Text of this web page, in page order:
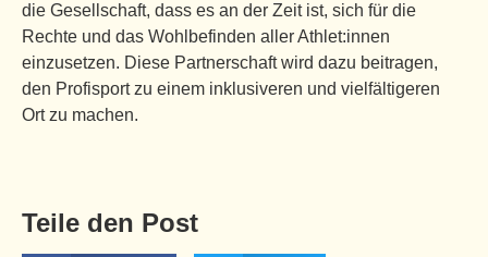
die Gesellschaft, dass es an der Zeit ist, sich für die
Rechte und das Wohlbefinden aller Athlet:innen
einzusetzen. Diese Partnerschaft wird dazu beitragen,
den Profisport zu einem inklusiveren und vielfältigeren
Ort zu machen.
Teile den Post